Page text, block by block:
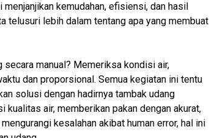
kemudahan, efisiensi, dan hasil
telusuri lebih dalam tentang apa yang membuat
secara manual? Memeriksa kondisi air,
dan proporsional. Semua kegiatan ini tentu
solusi dengan hadirnya tambak udang
air, memberikan pakan dengan akurat,
kesalahan akibat human error, hal ini